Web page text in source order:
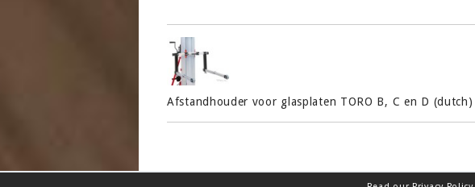
Afstandhouder voor glasplaten TORO B, C en D (dutch)